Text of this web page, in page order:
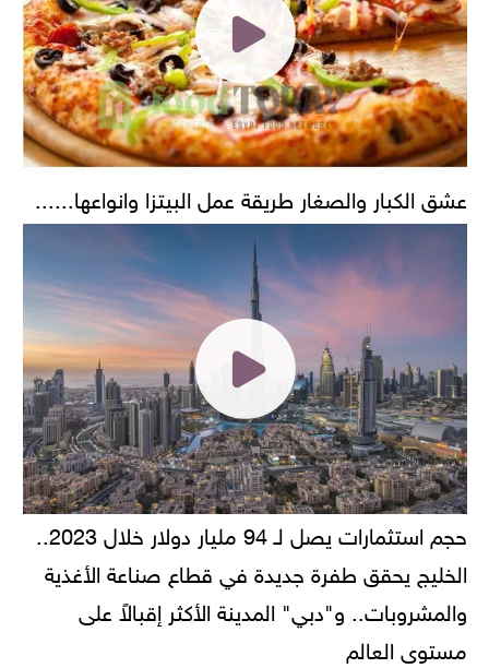
عشق الكبار والصغار طريقة عمل البيتزا وانواعها......
الخليج يحقق طفرة جديدة في قطاع صناعة الأغذية
والمشروبات.. و"دبي" المدينة الأكثر إقبالاً على
مستوى العالم